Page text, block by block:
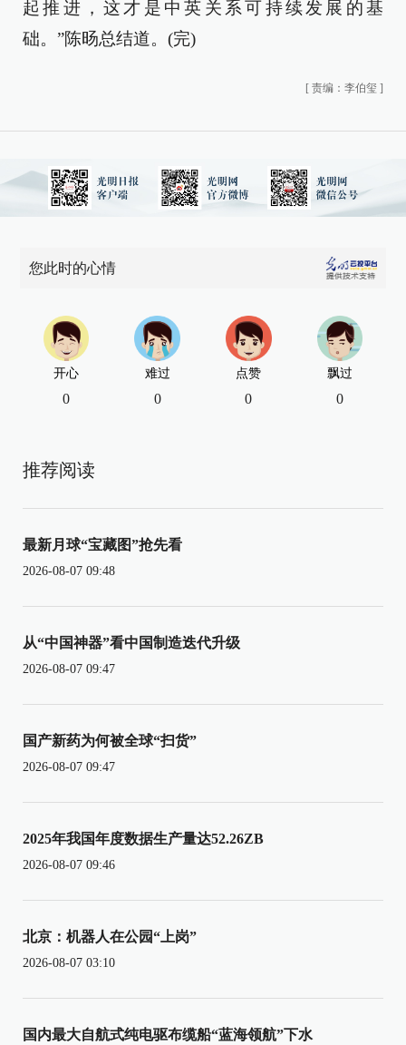
起推进，这才是中英关系可持续发展的基
础。”陈旸总结道。(完)
[ 责编：李伯玺 ]
您此时的心情
开心
0
难过
0
点赞
0
飘过
0
推荐阅读
最新月球“宝藏图”抢先看
2026-08-07 09:48
从“中国神器”看中国制造迭代升级
2026-08-07 09:47
国产新药为何被全球“扫货”
2026-08-07 09:47
2025年我国年度数据生产量达52.26ZB
2026-08-07 09:46
北京：机器人在公园“上岗”
2026-08-07 03:10
国内最大自航式纯电驱布缆船“蓝海领航”下水